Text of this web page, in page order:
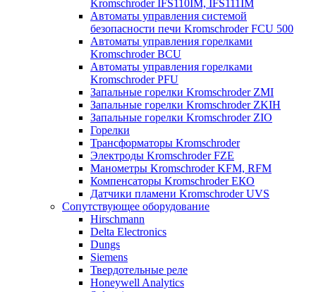
Kromschroder IFS110IM, IFS111IM
Автоматы управления системой
безопасности печи Kromschroder FCU 500
Автоматы управления горелками
Kromschroder BCU
Автоматы управления горелками
Kromschroder PFU
Запальные горелки Kromschroder ZМI
Запальные горелки Kromschroder ZKIH
Запальные горелки Kromschroder ZIO
Горелки
Трансформаторы Kromschroder
Электроды Kromschroder FZE
Манометры Kromschroder KFM, RFM
Компенсаторы Kromschroder ЕКО
Датчики пламени Kromschroder UVS
Сопутствующее оборудование
Hirschmann
Delta Electronics
Dungs
Siemens
Твердотельные реле
Honeywell Analytics